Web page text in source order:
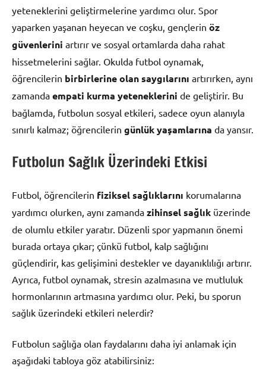
yeteneklerini geliştirmelerine yardımcı olur. Spor
yaparken yaşanan heyecan ve coşku, gençlerin öz
güvenlerini artırır ve sosyal ortamlarda daha rahat
hissetmelerini sağlar. Okulda futbol oynamak,
öğrencilerin birbirlerine olan saygılarını artırırken, aynı
zamanda empati kurma yeteneklerini de geliştirir. Bu
bağlamda, futbolun sosyal etkileri, sadece oyun alanıyla
sınırlı kalmaz; öğrencilerin günlük yaşamlarına da yansır.
Futbolun Sağlık Üzerindeki Etkisi
Futbol, öğrencilerin fiziksel sağlıklarını korumalarına
yardımcı olurken, aynı zamanda zihinsel sağlık üzerinde
de olumlu etkiler yaratır. Düzenli spor yapmanın önemi
burada ortaya çıkar; çünkü futbol, kalp sağlığını
güçlendirir, kas gelişimini destekler ve dayanıklılığı artırır.
Ayrıca, futbol oynamak, stresin azalmasına ve mutluluk
hormonlarının artmasına yardımcı olur. Peki, bu sporun
sağlık üzerindeki etkileri nelerdir?
Futbolun sağlığa olan faydalarını daha iyi anlamak için
aşağıdaki tabloya göz atabilirsiniz: